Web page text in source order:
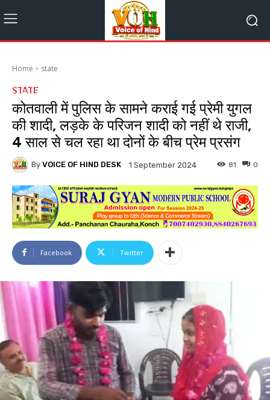
Home state
STATE
कोतवाली में पुलिस के सामने कराई गई प्रेमी युगल
की शादी, लड़के के परिजन शादी को नहीं थे राजी,
4 साल से चल रहा था दोनों के बीच प्रेम प्रसंग
By VOICE OF HIND DESK 1 September 2024 0
81
Facebook Twitter